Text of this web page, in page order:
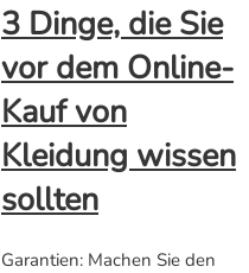
3 Dinge, die Sie
vor dem Online-
Kauf von
Kleidung wissen
sollten
Garantien: Machen Sie den